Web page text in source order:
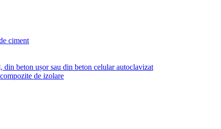
ciment
din beton ușor sau din beton celular autoclavizat
de izolare